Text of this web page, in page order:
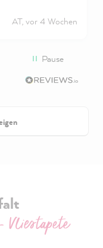
AT, vor 4 Wochen
Pause